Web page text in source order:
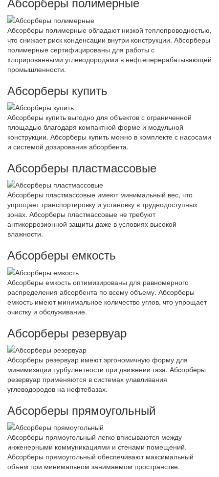
Абсорберы полимерные обладают низкой теплопроводностью,
что снижает риск конденсации внутри конструкции. Абсорберы
полимерные сертифицированы для работы с
хлорированными углеводородами в нефтеперерабатывающей
промышленности.
Абсорберы купить
Абсорберы купить выгодно для объектов с ограниченной
площадью благодаря компактной форме и модульной
конструкции. Абсорберы купить можно в комплекте с насосами
и системой дозирования абсорбента.
Абсорберы пластмассовые
Абсорберы пластмассовые имеют минимальный вес, что
упрощает транспортировку и установку в труднодоступных
зонах. Абсорберы пластмассовые не требуют
антикоррозионной защиты даже в условиях высокой
влажности.
Абсорберы емкость
Абсорберы емкость оптимизированы для равномерного
распределения абсорбента по всему объему. Абсорберы
емкость имеют минимальное количество углов, что упрощает
очистку и обслуживание.
Абсорберы резервуар
Абсорберы резервуар имеют эргономичную форму для
минимизации турбулентности при движении газа. Абсорберы
резервуар применяются в системах улавливания
углеводородов на нефтебазах.
Абсорберы прямоугольный
Абсорберы прямоугольный легко вписываются между
инженерными коммуникациями и стенами помещений.
Абсорберы прямоугольный обеспечивают максимальный
объем при минимальном занимаемом пространстве.